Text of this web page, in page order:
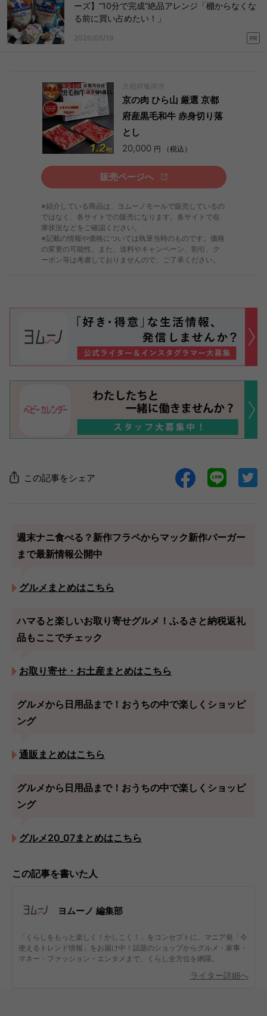
ーズ】“10分で完成”絶品アレンジ「棚からなくな
る前に買い占めたい！」
2026/05/19 PR
京都府亀岡市
京の肉 ひら山 厳選 京都
府産黒毛和牛 赤身切り落
とし
20,000 円 （税込）
販売ページへ
※紹介している商品は、ヨムーノモールで販売しているの
ではなく、各サイトでの販売になります。各サイトで在
庫状況などをご確認ください。
※記載の情報や価格については執筆当時のものです。価格
の変更の可能性、また、送料やキャンペーン、割引、ク
ーポン等は考慮しておりませんので、ご了承ください。
この記事をシェア
週末ナニ食べる？新作フラペからマック新作バーガー
まで最新情報公開中
グルメまとめはこちら
ハマると楽しいお取り寄せグルメ！ふるさと納税返礼
品もここでチェック
お取り寄せ・お土産まとめはこちら
グルメから日用品まで！おうちの中で楽しくショッピ
ング
通販まとめはこちら
グルメから日用品まで！おうちの中で楽しくショッピ
ング
グルメ20_07まとめはこちら
この記事を書いた人
ヨムーノ 編集部
「くらしをもっと楽しく！かしこく！」をコンセプトに、マニア発「今
使えるトレンド情報」をお届け中！話題のショップからグルメ・家事・
マネー・ファッション・エンタメまで、くらし全方位を網羅。
ライター詳細へ